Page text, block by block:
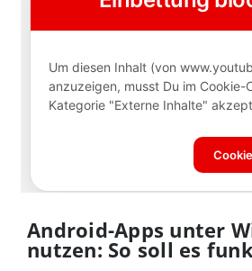
Android-Apps unter
nutzen: So soll es